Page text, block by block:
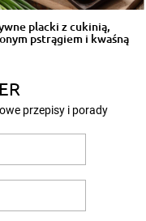
placki z cukinią,
pstrągiem i kwaśną
przepisy i porady